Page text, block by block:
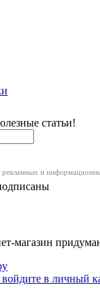
статьи!
рекламных и
магазин
войдите в личный